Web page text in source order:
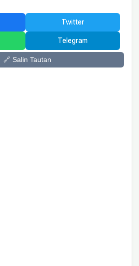
Twitter
Telegram
🔗 Salin Tautan